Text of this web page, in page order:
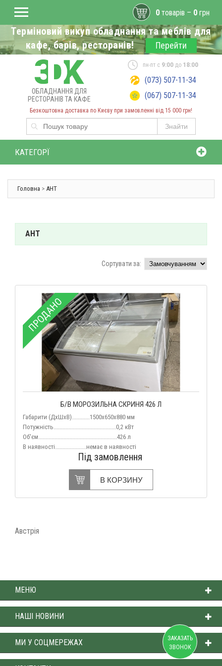
Терміновий викуп обладнання та меблів для
кафе, барів, ресторанів!
Перейти
ОБЛАДНАННЯ ДЛЯ
РЕСТОРАНІВ ТА КАФЕ
Безкоштовна доставка по Києву при замовленні від 15 000 грн!
Знайти
пн-пт с 9:00до 18:00
(073) 507-11-34
(067) 507-11-34
0 товарів – 0 грн
КАТЕГОРЇ
Головна > AHT
AHT
Сортувати за:
ПРОДАНО
Б/В МОРОЗИЛЬНА СКРИНЯ 426 Л
Габарити (ДхШхВ)............1500x650x880 мм
Потужність..........................................0,2 кВт
Об'єм.....................................................426 л
В наявності.....................немає в наявності
Під замовлення
В КОРЗИНУ
Австрія
ЗАКАЗАТЬ
ЗВОНОК
МЕНЮ
НАШІ НОВИНИ
МИ У СОЦМЕРЕЖАХ